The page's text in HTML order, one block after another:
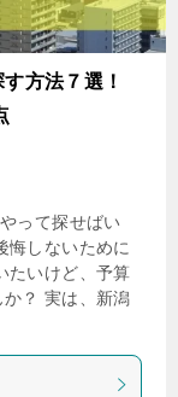
方法７選！
って探せばい
悔しないために
たいけど、予算
？ 実は、新潟